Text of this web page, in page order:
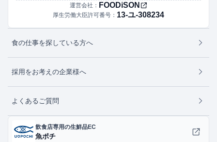
運営会社： FOODiSON
厚生労働大臣許可番号： 13-ユ-308234
食の仕事を探している方へ
採用をお考えの企業様へ
よくあるご質問
飲食店専用の生鮮品EC
魚ポチ